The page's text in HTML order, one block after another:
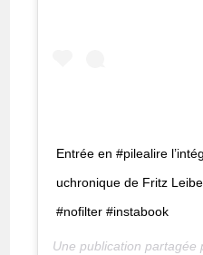
Entrée en #pilealire
uchronique de Fritz
#nofilter #instabook
Une publication partagée